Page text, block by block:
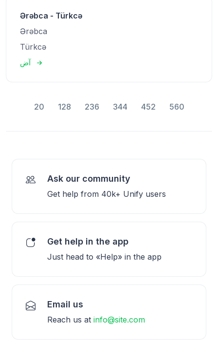
Ərəbca - Türkcə
Ərəbca
Türkcə
آض
20 128 236 344 452 560
Ask our community
Get help from 40k+ Unify users
Get help in the app
Just head to «Help» in the app
Email us
Reach us at info@site.com